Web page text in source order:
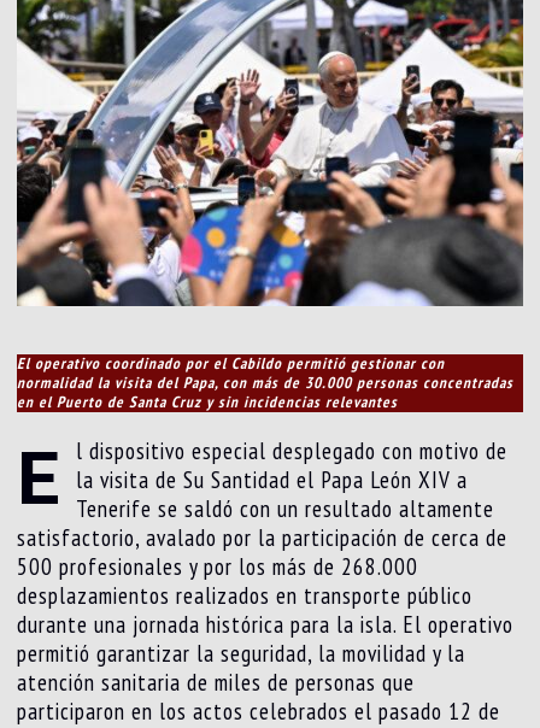
El operativo coordinado por el Cabildo permitió gestionar con
normalidad la visita del Papa, con más de 30.000 personas concentradas
en el Puerto de Santa Cruz y sin incidencias relevantes
E
l dispositivo especial desplegado con motivo de
la visita de Su Santidad el Papa León XIV a
Tenerife se saldó con un resultado altamente
satisfactorio, avalado por la participación de cerca de
500 profesionales y por los más de 268.000
desplazamientos realizados en transporte público
durante una jornada histórica para la isla. El operativo
permitió garantizar la seguridad, la movilidad y la
atención sanitaria de miles de personas que
participaron en los actos celebrados el pasado 12 de